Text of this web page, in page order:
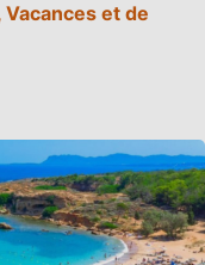
et de